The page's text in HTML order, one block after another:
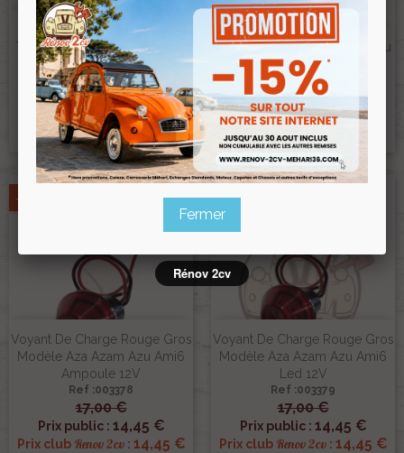
Voyant Orange 12V Pour
Tableau De Bord 2CV Méhari
Dyane
Ref :002667
3,90 €
Prix public :3,32 €
Prix clubRenov 2cv :3,32 €
Voyant Bleu 12V Pour Tableau
De Bord 2CV Méhari Dyane
Ref :002668
3,90 €
Prix public :3,32 €
Prix clubRenov 2cv
Voyant De Charge Rouge Gros
Modèle Aza Azam Azu Ami6
Ampoule 12V
Ref :003378
17,00 €
Prix public : 14,45 €
Prix club Renov 2cv: 14,45 €
-15%
Voyant De Charge Rouge Gros
Modèle Aza Azam Azu Ami6
Led 12V
Ref :003379
17,00 €
Prix public : 14,45 €
Prix club Renov 2cv: 14,45 €
-15%
Fermer
Rénov 2cv